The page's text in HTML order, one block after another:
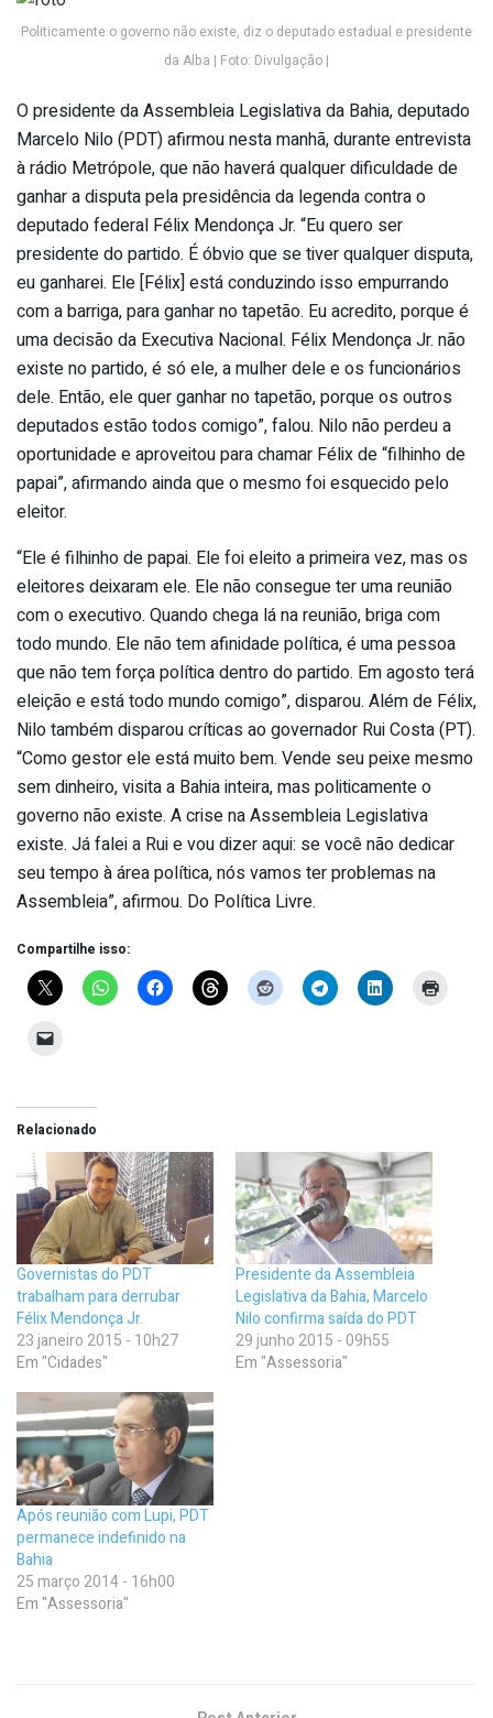
Politicamente o governo não existe, diz o deputado estadual e presidente
da Alba | Foto: Divulgação |
O presidente da Assembleia Legislativa da Bahia, deputado
Marcelo Nilo (PDT) afirmou nesta manhã, durante entrevista
à rádio Metrópole, que não haverá qualquer dificuldade de
ganhar a disputa pela presidência da legenda contra o
deputado federal Félix Mendonça Jr. “Eu quero ser
presidente do partido. É óbvio que se tiver qualquer disputa,
eu ganharei. Ele [Félix] está conduzindo isso empurrando
com a barriga, para ganhar no tapetão. Eu acredito, porque é
uma decisão da Executiva Nacional. Félix Mendonça Jr. não
existe no partido, é só ele, a mulher dele e os funcionários
dele. Então, ele quer ganhar no tapetão, porque os outros
deputados estão todos comigo”, falou. Nilo não perdeu a
oportunidade e aproveitou para chamar Félix de “filhinho de
papai”, afirmando ainda que o mesmo foi esquecido pelo
eleitor.
“Ele é filhinho de papai. Ele foi eleito a primeira vez, mas os
eleitores deixaram ele. Ele não consegue ter uma reunião
com o executivo. Quando chega lá na reunião, briga com
todo mundo. Ele não tem afinidade política, é uma pessoa
que não tem força política dentro do partido. Em agosto terá
eleição e está todo mundo comigo”, disparou. Além de Félix,
Nilo também disparou críticas ao governador Rui Costa (PT).
“Como gestor ele está muito bem. Vende seu peixe mesmo
sem dinheiro, visita a Bahia inteira, mas politicamente o
governo não existe. A crise na Assembleia Legislativa
existe. Já falei a Rui e vou dizer aqui: se você não dedicar
seu tempo à área política, nós vamos ter problemas na
Assembleia”, afirmou. Do Política Livre.
Compartilhe isso:
Relacionado
Governistas do PDT
trabalham para derrubar
Félix Mendonça Jr.
23 janeiro 2015 - 10h27
Em "Cidades"
Presidente da Assembleia
Legislativa da Bahia, Marcelo
Nilo confirma saída do PDT
29 junho 2015 - 09h55
Em "Assessoria"
Após reunião com Lupi, PDT
permanece indefinido na
Bahia
25 março 2014 - 16h00
Em "Assessoria"